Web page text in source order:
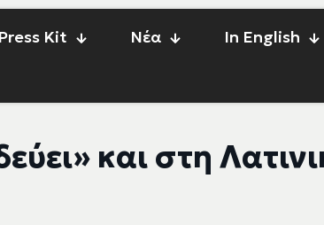
Press Kit Νέα In English
και στη